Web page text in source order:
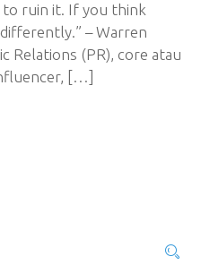
ruin it. If you think
– Warren
Relations (PR), core atau
[…]